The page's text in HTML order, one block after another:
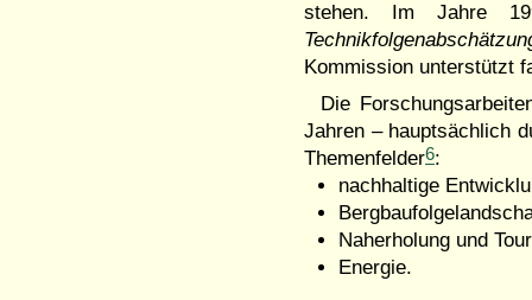
stehen. Im Jahre
Kommission unterstützt
Die
Jahren – hauptsächlich
Themenfelder6:
nachhaltige
Naherholung und
Energie.